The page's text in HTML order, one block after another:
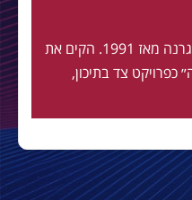
חי ונושם בלאוגרנה מאז 1991. הקים את
כפרויקט צד בתיכון,